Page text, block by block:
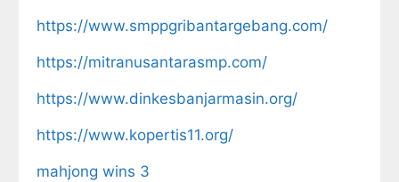
https://www.smppgribantargebang.com/
https://mitranusantarasmp.com/
https://www.dinkesbanjarmasin.org/
https://www.kopertis11.org/
mahjong wins 3